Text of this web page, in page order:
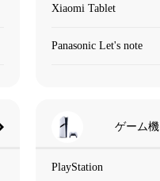
Xiaomi Tablet
Panasonic Let's note
ゲーム機
PlayStation